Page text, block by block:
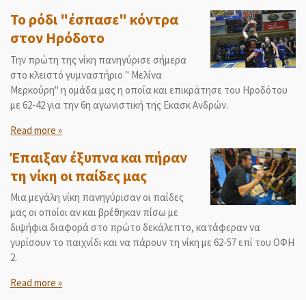
Το ρόδι "έσπασε" κόντρα
στον Ηρόδοτο
Την πρώτη της νίκη πανηγύρισε σήμερα
στο κλειστό γυμναστήριο " Μελίνα
Μερκούρη" η ομάδα μας η οποία και επικράτησε του Ηροδότου
με 62-42 για την 6η αγωνιστική της Εκασκ Ανδρών.
Read more »
Έπαιξαν έξυπνα και πήραν
τη νίκη οι παίδες μας
Μια μεγάλη νίκη πανηγύρισαν οι παίδες
μας οι οποίοι αν και βρέθηκαν πίσω με
διψήφια διαφορά στο πρώτο δεκάλεπτο, κατάφεραν να
γυρίσουν το παιχνίδι και να πάρουν τη νίκη με 62-57 επί του ΟΦΗ
2.
Read more »